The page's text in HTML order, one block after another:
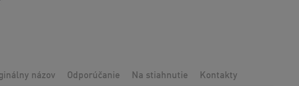
názov Odporúčanie Na stiahnutie Kontakty